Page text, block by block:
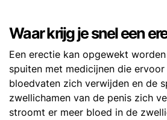
Waar krijg je snel een
Een erectie kan opgewekt
spuiten met medicijnen die
bloedvaten zich verwijden en de
zwellichamen van de penis zich
stroomt er meer bloed in de